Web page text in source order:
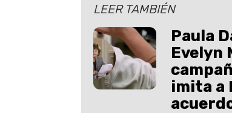
LEER TAMBIÉN
Paula
Evelyn
imita a